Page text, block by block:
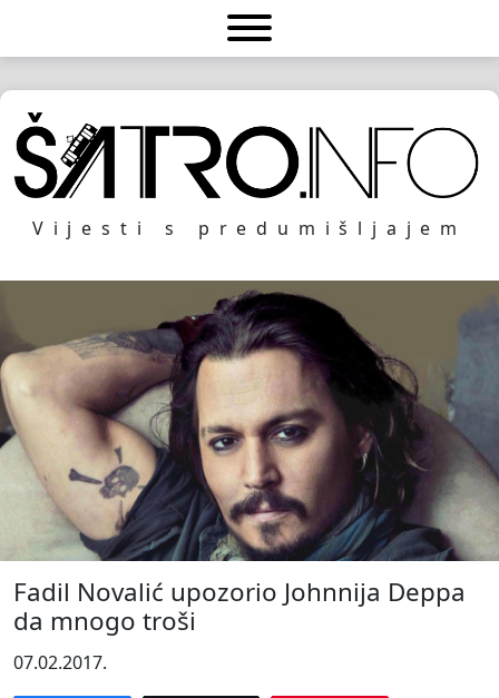
Vijesti s predumišljajem
Fadil Novalić upozorio Johnnija Deppa
da mnogo troši
07.02.2017.